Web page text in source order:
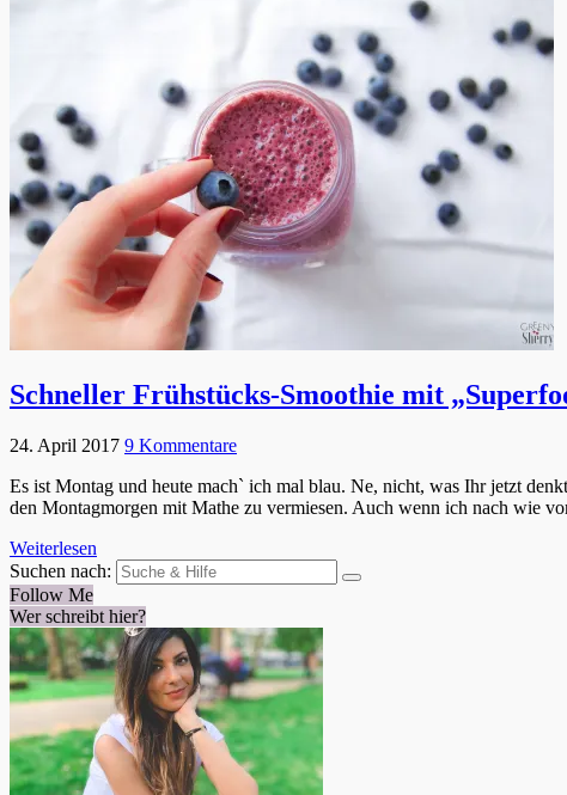
Schneller Frühstücks-Smoothie mit
24. April 2017 9 Kommentare
Es ist Montag und heute mach` ich mal blau. Ne, nicht, was Ihr jetzt
den Montagmorgen mit Mathe zu vermiesen. Auch wenn ich nach wie
Weiterlesen
Suchen nach:
Follow Me
Wer schreibt hier?